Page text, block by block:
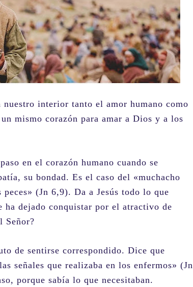
interior tanto el amor humano como
mismo corazón para amar a Dios y a los
en el corazón humano cuando se
su bondad. Es el caso del «muchacho
(Jn 6,9). Da a Jesús todo lo que
ha dejado conquistar por el atractivo de
Señor?
de sentirse correspondido. Dice que
señales que realizaba en los enfermos» (Jn
porque sabía lo que necesitaban.